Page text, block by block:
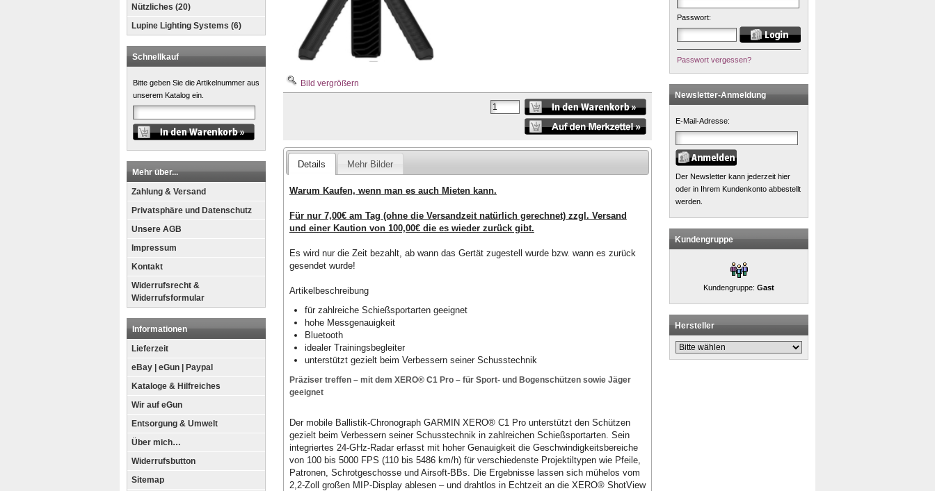
Nützliches (20)
Lupine Lighting Systems (6)
Schnellkauf
Bitte geben Sie die Artikelnummer aus
unserem Katalog ein.
Mehr über...
Zahlung & Versand
Privatsphäre und Datenschutz
Unsere AGB
Impressum
Kontakt
Widerrufsrecht &
Widerrufsformular
Informationen
Lieferzeit
eBay | eGun | Paypal
Kataloge & Hilfreiches
Wir auf eGun
Entsorgung & Umwelt
Über mich…
Widerrufsbutton
Sitemap
Bild vergrößern
Details Mehr Bilder
Warum Kaufen, wenn man es auch Mieten kann.
Für nur 7,00€ am Tag (ohne die Versandzeit natürlich gerechnet) zzgl. Versand
und einer Kaution von 100,00€ die es wieder zurück gibt.
Es wird nur die Zeit bezahlt, ab wann das Gertät zugestell wurde bzw. wann es zurück
gesendet wurde!
Artikelbeschreibung
für zahlreiche Schießsportarten geeignet
hohe Messgenauigkeit
Bluetooth
idealer Trainingsbegleiter
unterstützt gezielt beim Verbessern seiner Schusstechnik
Präziser treffen – mit dem XERO® C1 Pro – für Sport- und Bogenschützen sowie Jäger
geeignet
Der mobile Ballistik-Chronograph GARMIN XERO® C1 Pro unterstützt den Schützen
gezielt beim Verbessern seiner Schusstechnik in zahlreichen Schießsportarten. Sein
integriertes 24-GHz-Radar erfasst mit hoher Genauigkeit die Geschwindigkeitsbereiche
von 100 bis 5000 FPS (110 bis 5486 km/h) für verschiedenste Projektiltypen wie Pfeile,
Patronen, Schrotgeschosse und Airsoft-BBs. Die Ergebnisse lassen sich mühelos vom
2,2-Zoll großen MIP-Display ablesen – und drahtlos in Echtzeit an die XERO® ShotView
Passwort:
Passwort vergessen?
Newsletter-Anmeldung
E-Mail-Adresse:
Der Newsletter kann jederzeit hier
oder in Ihrem Kundenkonto abbestellt
werden.
Kundengruppe
Kundengruppe: Gast
Hersteller